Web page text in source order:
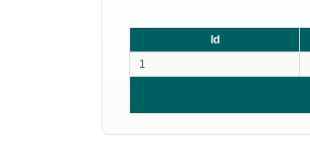
Id
1